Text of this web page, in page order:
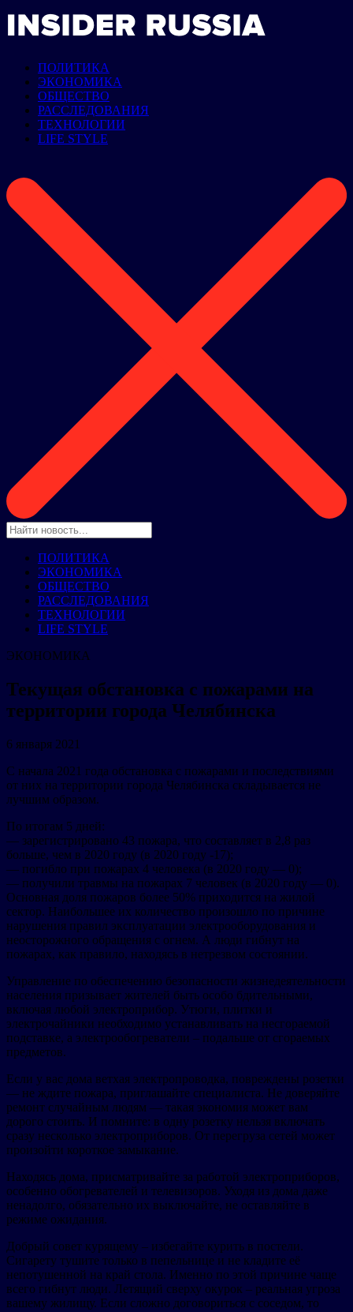
ПОЛИТИКА
ЭКОНОМИКА
ОБЩЕСТВО
РАССЛЕДОВАНИЯ
ТЕХНОЛОГИИ
LIFE STYLE
ПОЛИТИКА
ЭКОНОМИКА
ОБЩЕСТВО
РАССЛЕДОВАНИЯ
ТЕХНОЛОГИИ
LIFE STYLE
ЭКОНОМИКА
Текущая обстановка с пожарами на
территории города Челябинска
6 января 2021
С начала 2021 года обстановка с пожарами и последствиями
от них на территории города Челябинска складывается не
лучшим образом.
По итогам 5 дней:
— зарегистрировано 43 пожара, что составляет в 2,8 раз
больше, чем в 2020 году (в 2020 году -17);
— погибло при пожарах 4 человека (в 2020 году — 0);
— получили травмы на пожарах 7 человек (в 2020 году — 0).
Основная доля пожаров более 50% приходится на жилой
сектор. Наибольшее их количество произошло по причине
нарушения правил эксплуатации электрооборудования и
неосторожного обращения с огнем. А люди гибнут на
пожарах, как правило, находясь в нетрезвом состоянии.
Управление по обеспечению безопасности жизнедеятельности
населения призывает жителей быть особо бдительными,
включая любой электроприбор. Утюги, плитки и
электрочайники необходимо устанавливать на несгораемой
подставке, а электрообогреватели – подальше от сгораемых
предметов.
Если у вас дома ветхая электропроводка, повреждены розетки
— не ждите пожара, приглашайте специалиста. Не доверяйте
ремонт случайным людям — такая экономия может вам
дорого стоить. И помните: в одну розетку нельзя включать
сразу несколько электроприборов. От перегруза сетей может
произойти короткое замыкание.
Находясь дома, присматривайте за работой электроприборов,
особенно обогревателей и телевизоров. Уходя из дома даже
ненадолго, обязательно их выключайте, не оставляйте в
режиме ожидания.
Добрый совет курящему – избегайте курить в постели.
Сигарету тушите только в пепельнице и не кладите её
непотушенной на край стола. Именно по этой причине чаще
всего гибнут люди. Летящий сверху окурок – реальная угроза
вашему жилищу. Если сложно договориться с соседом, то